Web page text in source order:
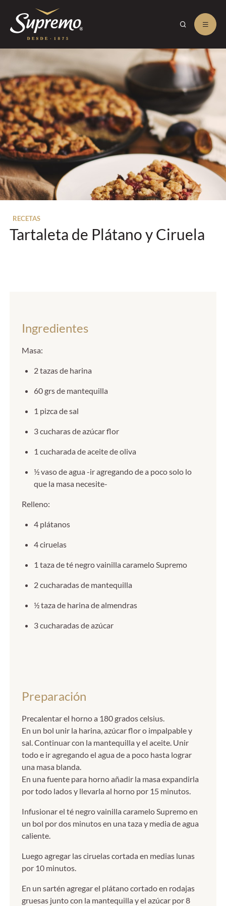
RECETAS
Tartaleta de Plátano y Ciruela
Ingredientes
Masa:
2 tazas de harina
60 grs de mantequilla
1 pizca de sal
3 cucharas de azúcar flor
1 cucharada de aceite de oliva
½ vaso de agua -ir agregando de a poco solo lo
que la masa necesite-
Relleno:
4 plátanos
4 ciruelas
1 taza de té negro vainilla caramelo Supremo
2 cucharadas de mantequilla
½ taza de harina de almendras
3 cucharadas de azúcar
Preparación
Precalentar el horno a 180 grados celsius.
En un bol unir la harina, azúcar flor o impalpable y
sal. Continuar con la mantequilla y el aceite. Unir
todo e ir agregando el agua de a poco hasta lograr
una masa blanda.
En una fuente para horno añadir la masa expandirla
por todo lados y llevarla al horno por 15 minutos.
Infusionar el té negro vainilla caramelo Supremo en
un bol por dos minutos en una taza y media de agua
caliente.
Luego agregar las ciruelas cortada en medias lunas
por 10 minutos.
En un sartén agregar el plátano cortado en rodajas
gruesas junto con la mantequilla y el azúcar por 8